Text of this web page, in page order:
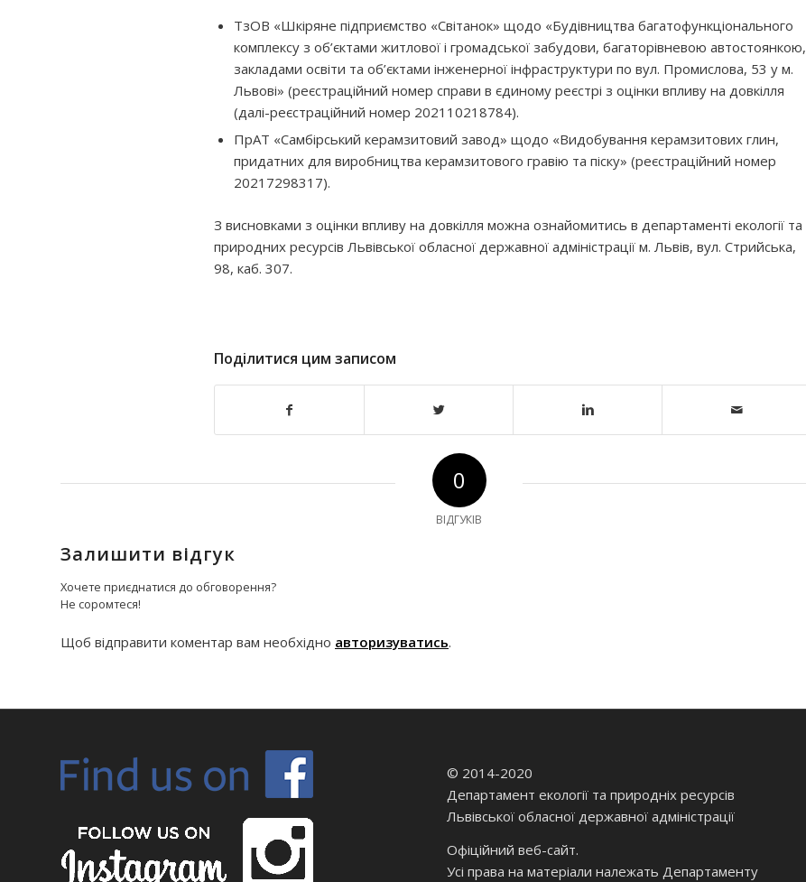
ТзОВ «Шкіряне підприємство «Світанок» щодо «Будівництва багатофункціонального
комплексу з об’єктами житлової і громадської забудови, багаторівневою автостоянкою,
закладами освіти та об’єктами інженерної інфраструктури по вул. Промислова, 53 у м.
Львові» (реєстраційний номер справи в єдиному реєстрі з оцінки впливу на довкілля
(далі-реєстраційний номер 202110218784).
ПрАТ «Самбірський керамзитовий завод» щодо «Видобування керамзитових глин,
придатних для виробництва керамзитового гравію та піску» (реєстраційний номер
20217298317).
З висновками з оцінки впливу на довкілля можна ознайомитись в департаменті екології та
природних ресурсів Львівської обласної державної адміністрації м. Львів, вул. Стрийська,
98, каб. 307.
Поділитися цим записом
0
ВІДГУКІВ
Залишити відгук
Хочете приєднатися до обговорення?
Не соромтеся!
Щоб відправити коментар вам необхідно авторизуватись.
© 2014-2020
Департамент екології та природніх ресурсів
Львівської обласної державної адміністрації
Офіційний веб-сайт.
Усі права на матеріали належать Департаменту